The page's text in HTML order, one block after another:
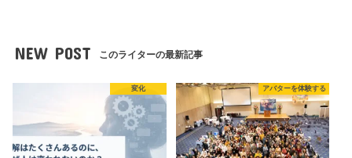
NEW POST このライターの最新記事
変化 アバターを体験する